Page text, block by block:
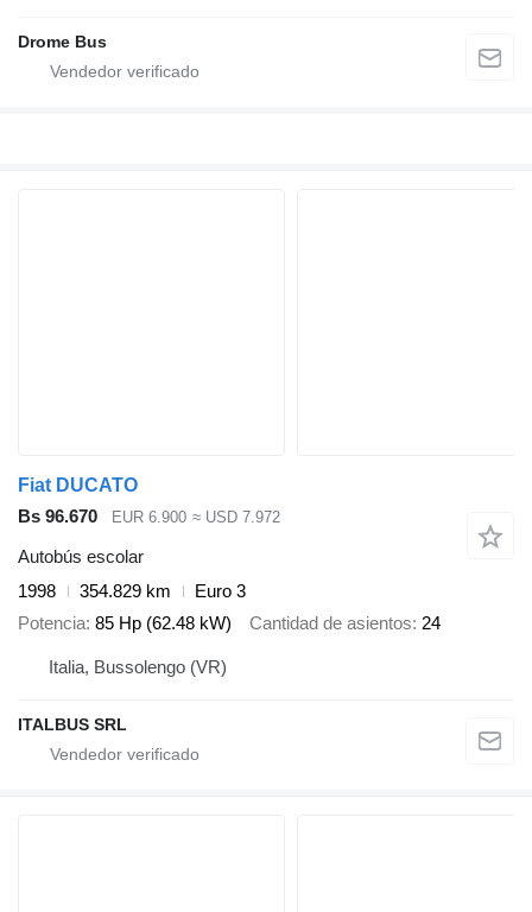
Drome Bus
Fiat DUCATO
Bs 96.670
EUR 6.900 ≈ USD 7.972
Autobús escolar
1998
354.829 km
Euro 3
Potencia 85 Hp (62.48 kW) Cantidad de asientos 24
Italia, Bussolengo (VR)
ITALBUS SRL